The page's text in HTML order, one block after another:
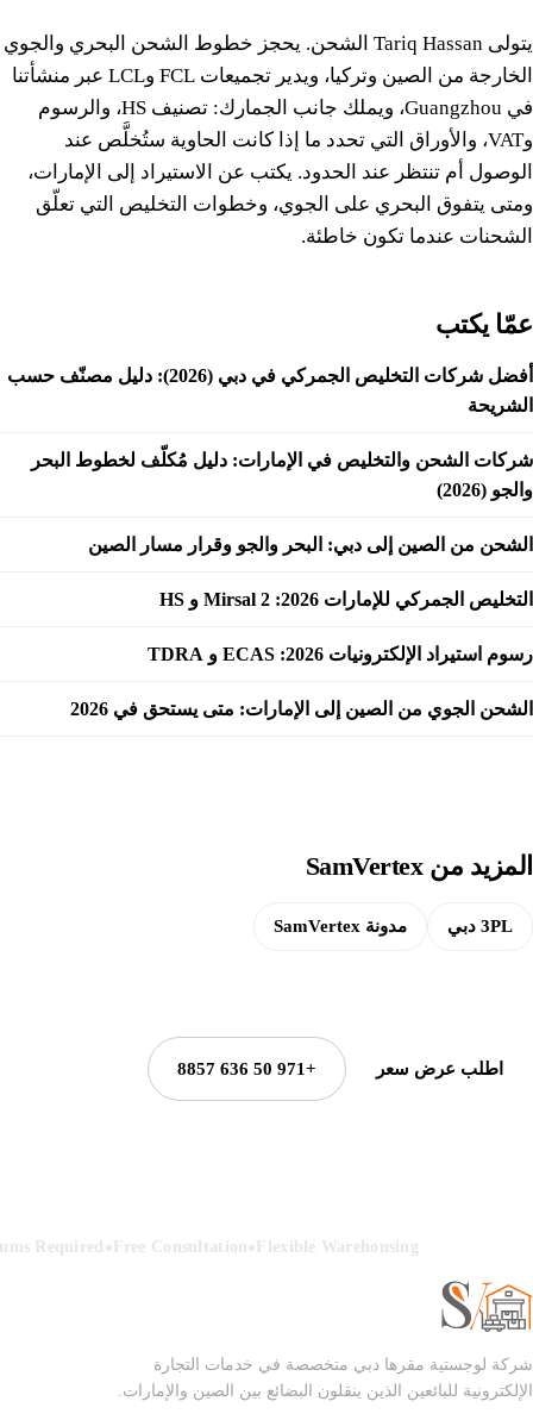
يتولى Tariq Hassan الشحن. يحجز خطوط الشحن البحري والجوي
الخارجة من الصين وتركيا، ويدير تجميعات FCL وLCL عبر منشأتنا
في Guangzhou، ويملك جانب الجمارك: تصنيف HS، والرسوم
وVAT، والأوراق التي تحدد ما إذا كانت الحاوية ستُخلَّص عند
الوصول أم تنتظر عند الحدود. يكتب عن الاستيراد إلى الإمارات،
ومتى يتفوق البحري على الجوي، وخطوات التخليص التي تعلّق
الشحنات عندما تكون خاطئة.
عمّا يكتب
أفضل شركات التخليص الجمركي في دبي (2026): دليل مصنّف حسب
الشريحة
شركات الشحن والتخليص في الإمارات: دليل مُكلّف لخطوط البحر
والجو (2026)
الشحن من الصين إلى دبي: البحر والجو وقرار مسار الصين
التخليص الجمركي للإمارات 2026: Mirsal 2 و HS
رسوم استيراد الإلكترونيات 2026: ECAS و TDRA
الشحن الجوي من الصين إلى الإمارات: متى يستحق في 2026
المزيد من SamVertex
3PL دبي مدونة SamVertex
اطلب عرض سعر +971 50 636 8857
Flexible Warehousing
•
Free Consultation
•
Required
شركة لوجستية مقرها دبي متخصصة في خدمات التجارة
الإلكترونية للبائعين الذين ينقلون البضائع بين الصين والإمارات.